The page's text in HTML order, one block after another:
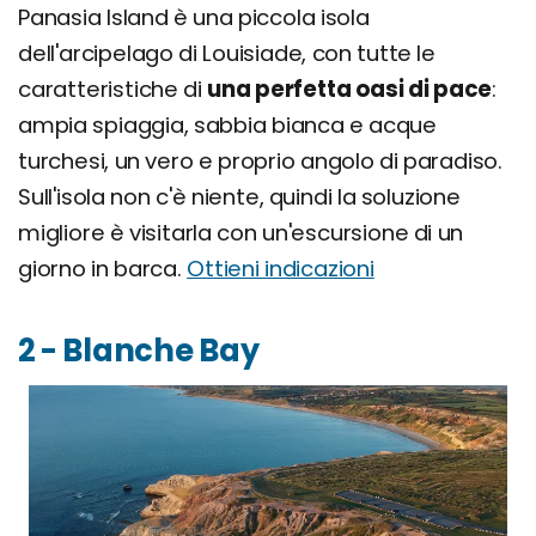
Panasia Island è una piccola isola
dell'arcipelago di Louisiade, con tutte le
caratteristiche di una perfetta oasi di pace:
ampia spiaggia, sabbia bianca e acque
turchesi, un vero e proprio angolo di paradiso.
Sull'isola non c'è niente, quindi la soluzione
migliore è visitarla con un'escursione di un
giorno in barca. Ottieni indicazioni
2 - Blanche Bay